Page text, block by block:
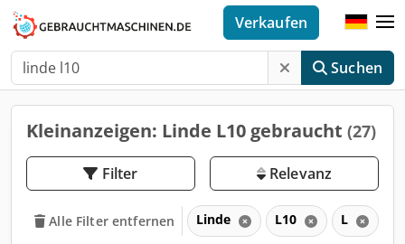
Suchen
Verkaufen
Kleinanzeigen: Linde L10 gebraucht (27)
Filter Relevanz
Alle Filter entfernen Linde L10 L